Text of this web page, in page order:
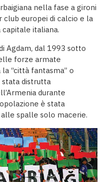
nella fase a gironi
europei di calcio e la
capitale italiana.
Agdam, dal 1993 sotto
forze armate
“città fantasma” o
stata distrutta
durante
è stata
spalle solo macerie.